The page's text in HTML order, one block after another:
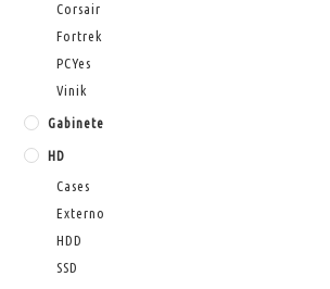
Corsair
Fortrek
PCYes
Vinik
Gabinete
HD
Cases
Externo
HDD
SSD